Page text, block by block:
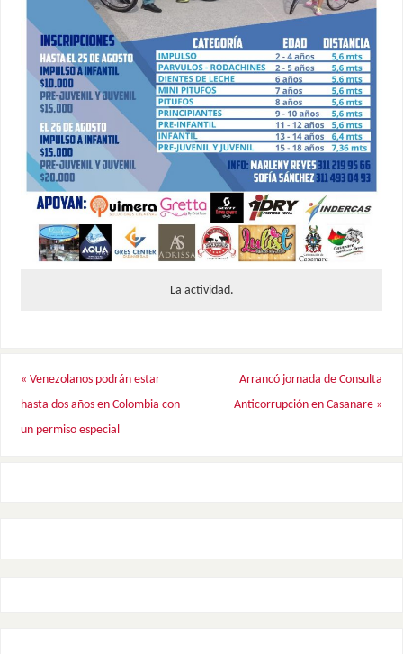
La actividad.
« Venezolanos podrán estar
hasta dos años en Colombia con
un permiso especial
Arrancó jornada de Consulta
Anticorrupción en Casanare »